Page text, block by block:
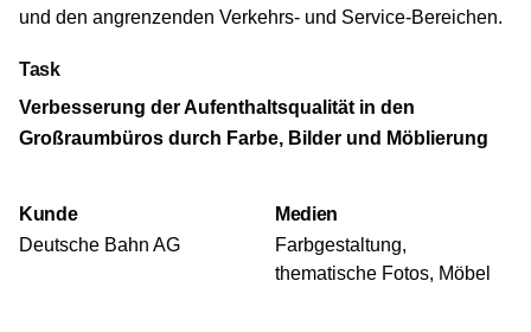
und den angrenzenden Verkehrs- und Service-Bereichen.
Task
Verbesserung der Aufenthaltsqualität in den
Großraumbüros durch Farbe, Bilder und Möblierung
Kunde
Deutsche Bahn AG
Medien
Farbgestaltung,
thematische Fotos, Möbel